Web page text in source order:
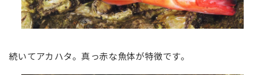
続いてアカハタ。真っ赤な魚体が特徴です。